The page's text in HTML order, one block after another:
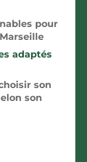
pour
adaptés
son
son